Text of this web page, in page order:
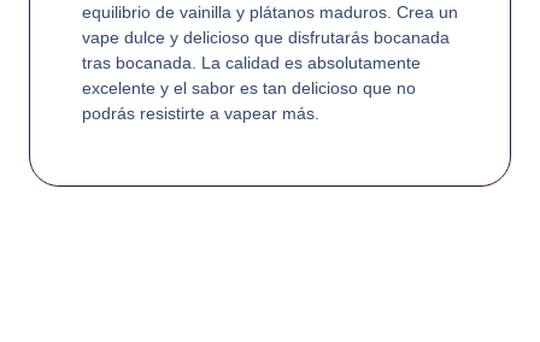
equilibrio de vainilla y plátanos maduros. Crea un
vape dulce y delicioso que disfrutarás bocanada
tras bocanada. La calidad es absolutamente
excelente y el sabor es tan delicioso que no
podrás resistirte a vapear más.